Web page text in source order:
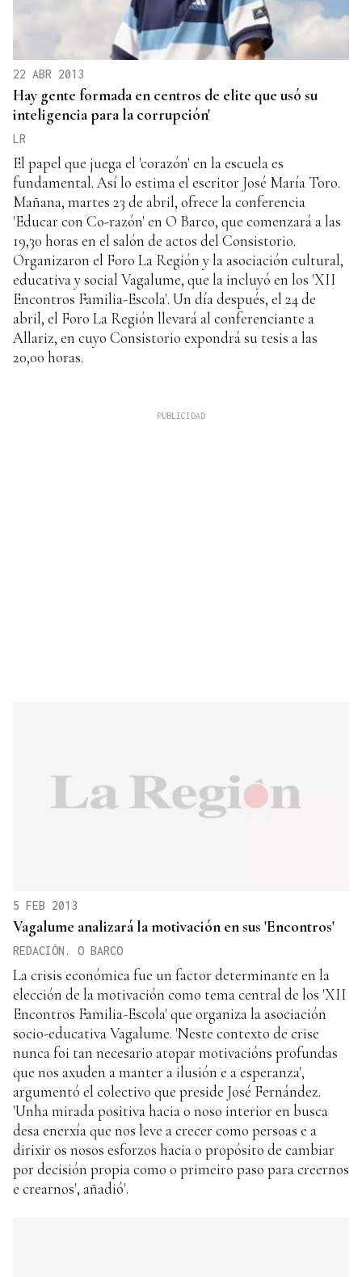
22 ABR 2013
Hay gente formada en centros de elite que usó su
inteligencia para la corrupción'
LR
El papel que juega el 'corazón' en la escuela es
fundamental. Así lo estima el escritor José María Toro.
Mañana, martes 23 de abril, ofrece la conferencia
'Educar con Co-razón' en O Barco, que comenzará a las
19,30 horas en el salón de actos del Consistorio.
Organizaron el Foro La Región y la asociación cultural,
educativa y social Vagalume, que la incluyó en los 'XII
Encontros Familia-Escola'. Un día después, el 24 de
abril, el Foro La Región llevará al conferenciante a
Allariz, en cuyo Consistorio expondrá su tesis a las
20,00 horas.
5 FEB 2013
Vagalume analizará la motivación en sus 'Encontros'
REDACIÓN. O BARCO
La crisis económica fue un factor determinante en la
elección de la motivación como tema central de los 'XII
Encontros Familia-Escola' que organiza la asociación
socio-educativa Vagalume. 'Neste contexto de crise
nunca foi tan necesario atopar motivacións profundas
que nos axuden a manter a ilusión e a esperanza',
argumentó el colectivo que preside José Fernández.
'Unha mirada positiva hacia o noso interior en busca
desa enerxía que nos leve a crecer como persoas e a
dirixir os nosos esforzos hacia o propósito de cambiar
por decisión propia como o primeiro paso para creernos
e crearnos', añadió'.